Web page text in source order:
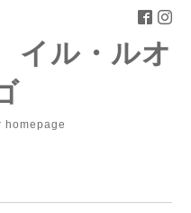
イル・ルオ
homepage